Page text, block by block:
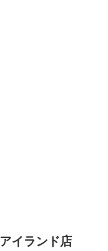
イランド店